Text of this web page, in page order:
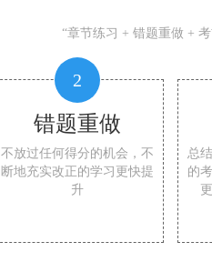
“章节练习 + 错题重做 +
2
错题重做
不放过任何得分的机会，不
断地充实改正的学习更快提
升
总
的